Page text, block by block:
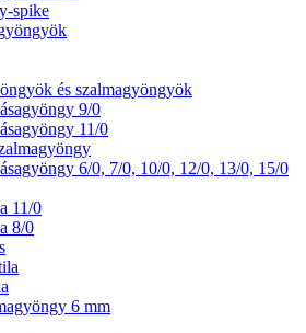
spike
és szalmagyöngyök
9/0
11/0
6/0, 7/0, 10/0, 12/0, 13/0, 15/0
11/0
8/0
6 mm